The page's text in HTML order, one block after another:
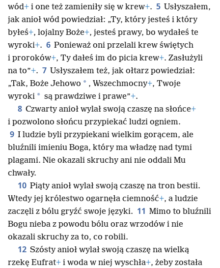
wód+ i one też zamieniły się w krew+. 5 Usłyszałem,
jak anioł wód powiedział: „Ty, który jesteś i który
byłeś+, lojalny Boże+, jesteś prawy, bo wydałeś te
wyroki+. 6 Ponieważ oni przelali krew świętych
i proroków+, Ty dałeś im do picia krew+. Zasłużyli
na to”+. 7 Usłyszałem też, jak ołtarz powiedział:
„Tak, Boże Jehowo * , Wszechmocny+, Twoje
wyroki * są prawdziwe i prawe”+.
8 Czwarty anioł wylał swoją czaszę na słońce+
i pozwolono słońcu przypiekać ludzi ogniem.
9 I ludzie byli przypiekani wielkim gorącem, ale
bluźnili imieniu Boga, który ma władzę nad tymi
plagami. Nie okazali skruchy ani nie oddali Mu
chwały.
10 Piąty anioł wylał swoją czaszę na tron bestii.
Wtedy jej królestwo ogarnęła ciemność+, a ludzie
zaczęli z bólu gryźć swoje języki. 11 Mimo to bluźnili
Bogu nieba z powodu bólu oraz wrzodów i nie
okazali skruchy za to, co robili.
12 Szósty anioł wylał swoją czaszę na wielką
rzekę Eufrat+ i woda w niej wyschła+, żeby została